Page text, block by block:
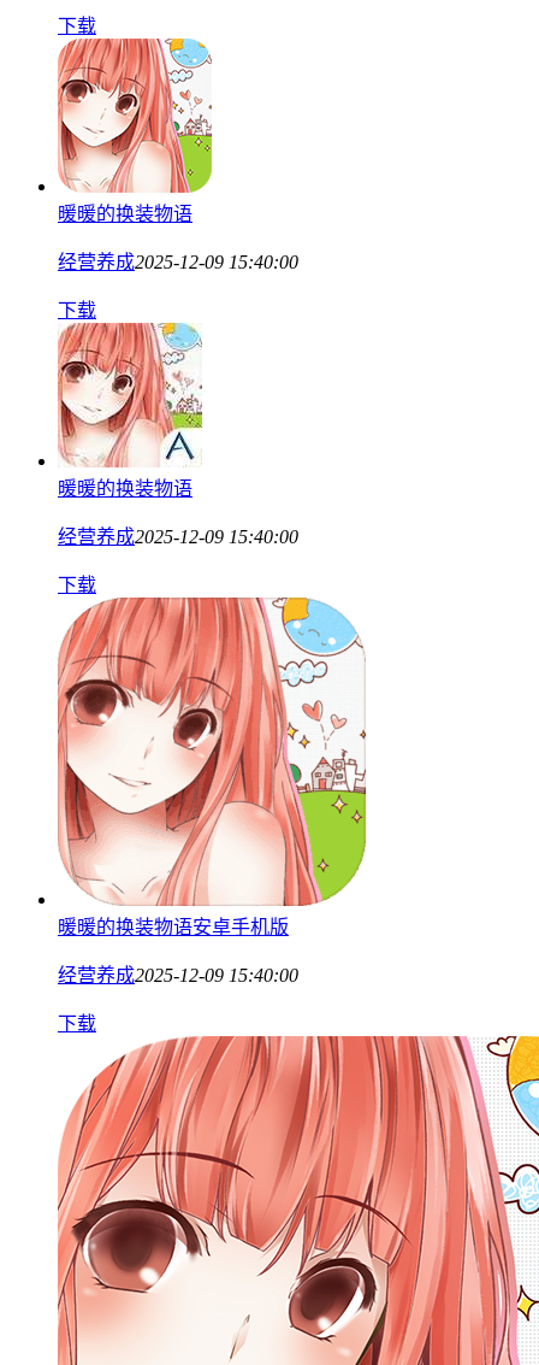
下载
暖暖的换装物语
经营养成2025-12-09 15:40:00
下载
暖暖的换装物语
经营养成2025-12-09 15:40:00
下载
暖暖的换装物语安卓手机版
经营养成2025-12-09 15:40:00
下载